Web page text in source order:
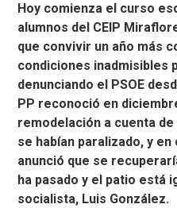
Hoy comienza el curso
alumnos del CEIP
que convivir un año más
condiciones inadmisibles
denunciando el PSOE
PP reconoció en
remodelación a cuenta de
se habían paralizado, y
anunció que se
ha pasado y el patio está
socialista, Luis González.